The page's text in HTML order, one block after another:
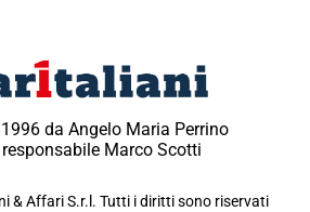
da Angelo Maria Perrino
responsabile Marco Scotti
& Affari S.r.l. Tutti i diritti sono riservati